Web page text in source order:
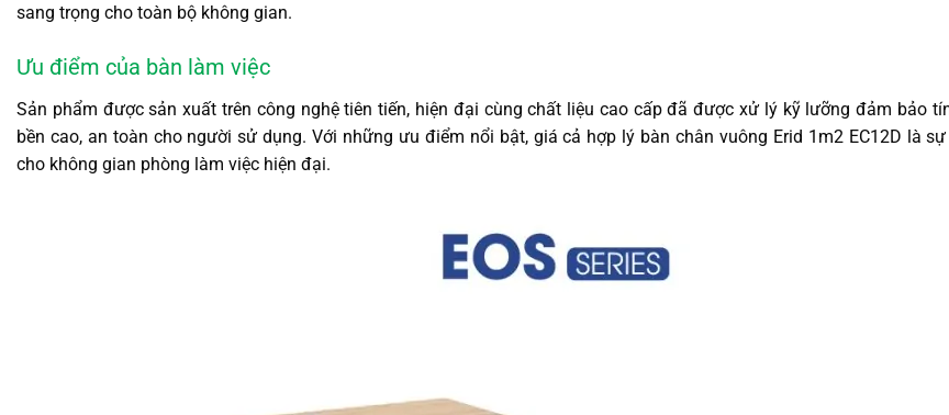
sang trọng cho toàn bộ không gian.
Ưu điểm của bàn làm việc
Sản phẩm được sản xuất trên công nghệ tiên tiến, hiện đại cùng chất liệu cao cấp đã được xử lý kỹ lưỡng đảm bảo
bền cao, an toàn cho người sử dụng. Với những ưu điểm nổi bật, giá cả hợp lý bàn chân vuông Erid 1m2 EC12D là
cho không gian phòng làm việc hiện đại.